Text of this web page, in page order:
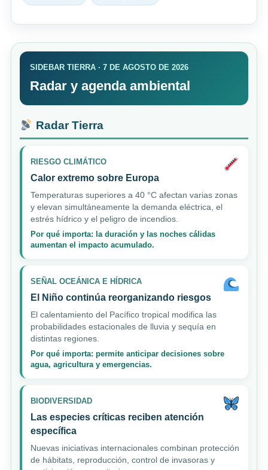
SIDEBAR TIERRA · 7 DE AGOSTO DE 2026
Radar y agenda ambiental
Radar Tierra
RIESGO CLIMÁTICO
Calor extremo sobre Europa
Temperaturas superiores a 40 °C afectan varias zonas
y elevan simultáneamente la demanda eléctrica, el
estrés hídrico y el peligro de incendios.
Por qué importa: la duración y las noches cálidas
aumentan el impacto acumulado.
SEÑAL OCEÁNICA E HÍDRICA
El Niño continúa reorganizando riesgos
El calentamiento del Pacífico tropical modifica las
probabilidades estacionales de lluvia y sequía en
distintas regiones.
Por qué importa: permite anticipar decisiones sobre
agua, agricultura y emergencias.
BIODIVERSIDAD
Las especies críticas reciben atención
específica
Nuevas iniciativas internacionales combinan protección
de hábitats, reproducción, control de invasoras y